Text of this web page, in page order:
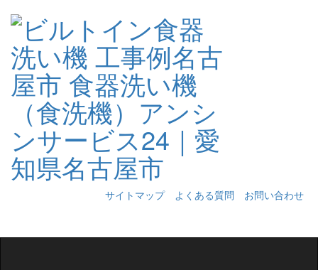
サイトマップ よくある質問
お問い合わせ